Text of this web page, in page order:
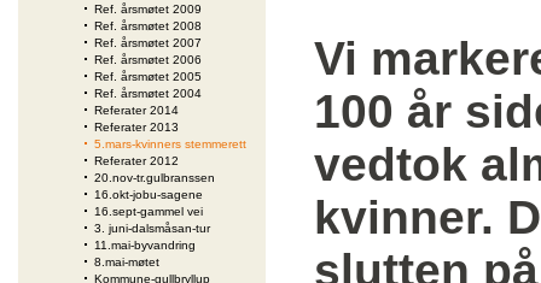
Ref. årsmøtet 2009
Ref. årsmøtet 2008
Ref. årsmøtet 2007
Ref. årsmøtet 2006
Ref. årsmøtet 2005
Ref. årsmøtet 2004
Referater 2014
Referater 2013
5.mars-kvinners stemmerett
Referater 2012
20.nov-tr.gulbranssen
16.okt-jobu-sagene
16.sept-gammel vei
3. juni-dalsmåsan-tur
11.mai-byvandring
8.mai-møtet
Kommune-gullbryllup
Vi
100 år
vedtok
kvinner.
slutten